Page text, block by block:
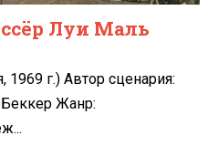
Луи Маль
1969 г.) Автор сценария:
Жанр: